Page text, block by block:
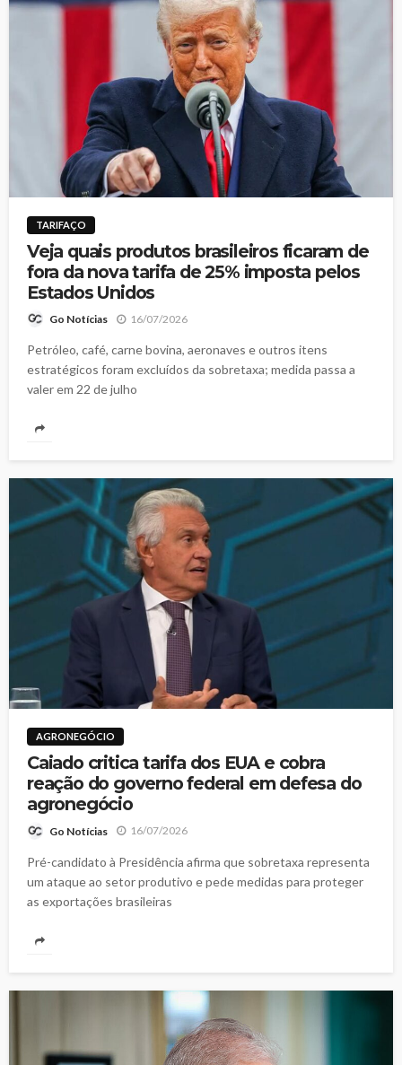
TARIFAÇO
Veja quais produtos brasileiros ficaram de
fora da nova tarifa de 25% imposta pelos
Estados Unidos
Go Notícias 16/07/2026
Petróleo, café, carne bovina, aeronaves e outros itens
estratégicos foram excluídos da sobretaxa; medida passa a
valer em 22 de julho
AGRONEGÓCIO
Caiado critica tarifa dos EUA e cobra
reação do governo federal em defesa do
agronegócio
Go Notícias 16/07/2026
Pré-candidato à Presidência afirma que sobretaxa representa
um ataque ao setor produtivo e pede medidas para proteger
as exportações brasileiras